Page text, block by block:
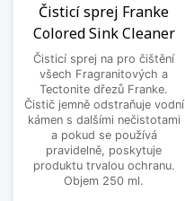
Čisticí sprej Franke
Colored Sink Cleaner
Čisticí sprej na pro čištění
všech Fragranitových a
Tectonite dřezů Franke.
Čistič jemně odstraňuje vodní
kámen s dalšími nečistotami
a pokud se používá
pravidelně, poskytuje
produktu trvalou ochranu.
Objem 250 ml.